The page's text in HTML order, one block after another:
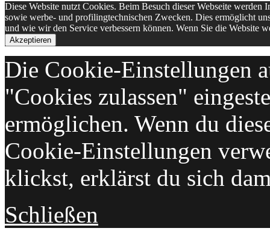
Diese Website nutzt Cookies. Beim Besuch dieser Webseite
sowie werbe- und profilingtechnischen Zwecken. Dies ermöglicht
und wie wir den Service verbessern können. Wenn Sie die Website
Akzeptieren
Die Cookie-Einstellungen
"Cookies zulassen"
ermöglichen. Wenn du
Cookie-Einstellungen
klickst, erklärst du sich
Schließen